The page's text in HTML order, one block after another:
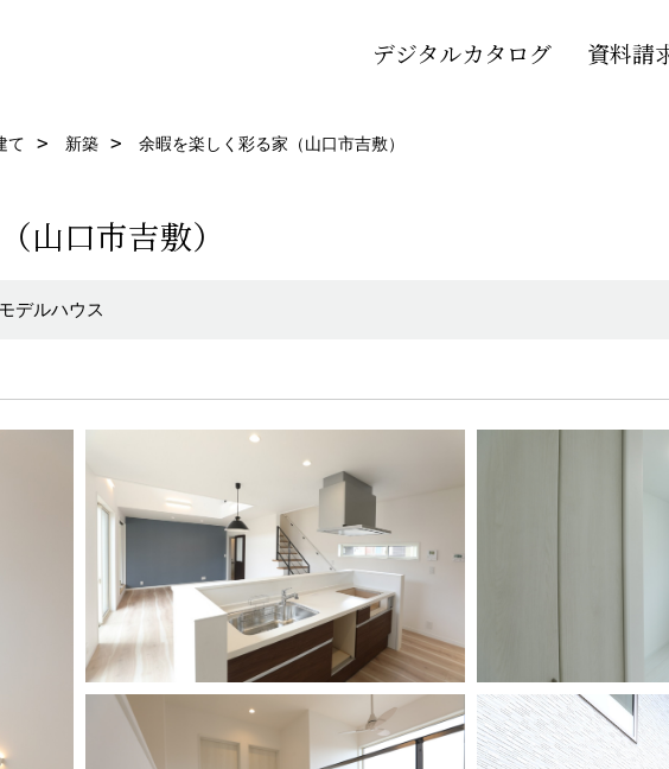
デジタルカタログ 資料請
て 新築 余暇を楽しく彩る家（山口市吉敷）
山口市吉敷）
デルハウス